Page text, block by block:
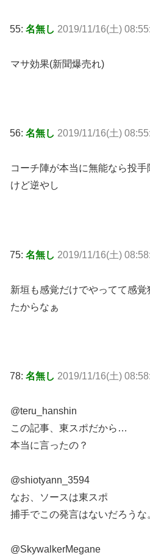
55: 名無し 2019/11/16(土)
マサ効果(新聞爆売れ)
56: 名無し 2019/11/16(土)
コーチ陣が本当に無能なら投
けど逆やし
75: 名無し 2019/11/16(土)
新垣も感覚だけでやってて感
たからなぁ
78: 名無し 2019/11/16(土)
@teru_hanshin
この記事、東スポだから…
本当に言ったの？
@shiotyann_3594
なお、ソースは東スポ
捕手でこの発言はないだろうな
@SkywalkerMegane